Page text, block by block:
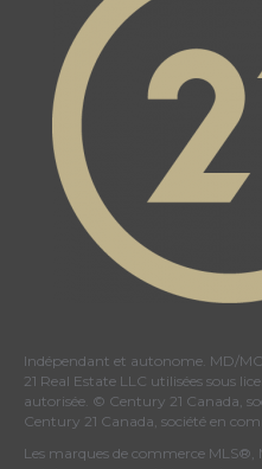
Indépendant et autonome. MD/
21 Real Estate LLC utilisées sous
autorisée. © Century 21 Canada,
Century 21 Canada, société en
Les marques de commerce